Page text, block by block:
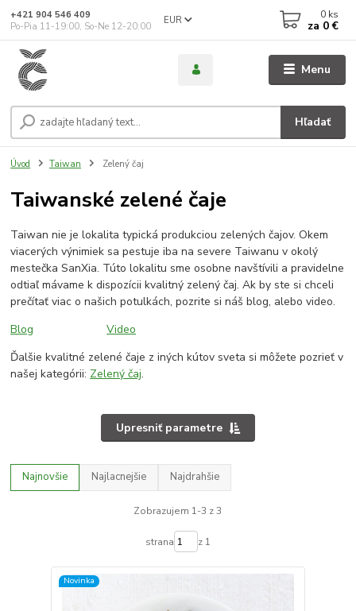
Menu
EUR
Hľadať
+421 904 546 409
Po-Pia 11-19:00, So-Ne 12-20:00
0 ks
za 0 €
Úvod Taiwan Zelený čaj
Taiwanské zelené čaje
Taiwan nie je lokalita typická produkciou zelených čajov. Okem
viacerých výnimiek sa pestuje iba na severe Taiwanu v okolý
mestečka SanXia. Túto lokalitu sme osobne navštívili a pravidelne
odtiaľ mávame k dispozícii kvalitný zelený čaj. Ak by ste si chceli
prečítať viac o našich potulkách, pozrite si náš blog, alebo video.
Blog
Video
Ďalšie kvalitné zelené čaje z iných kútov sveta si môžete pozrieť v
našej kategórii: Zelený čaj.
Upresniť parametre
Najnovšie Najlacnejšie Najdrahšie
Zobrazujem 1-3 z 3
strana z 1
Novinka